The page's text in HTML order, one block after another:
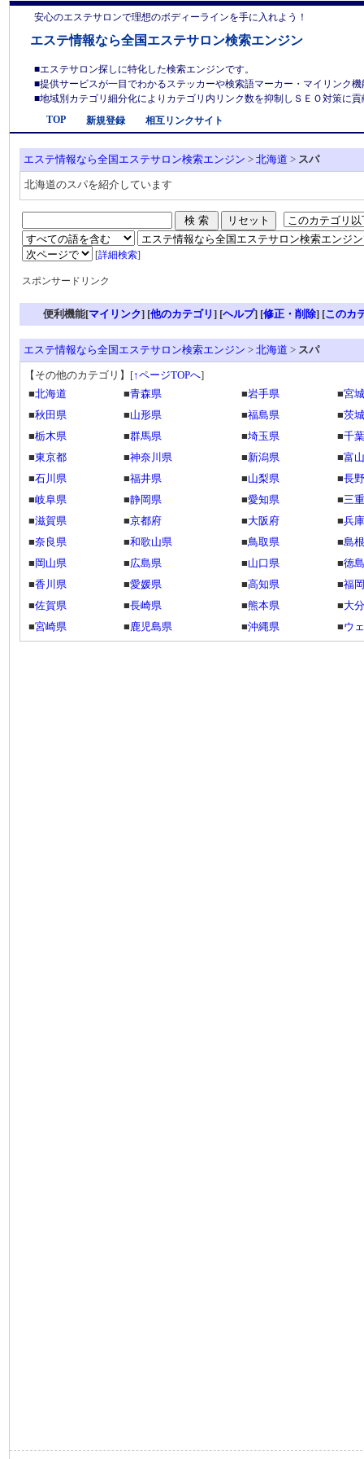
安心のエステサロンで理想のボディーラインを手に入れよう！
エステ情報なら全国エステサロン検索エンジン
■エステサロン探しに特化した検索エンジンです。
■提供サービスが一目でわかるステッカーや検索語マーカー・マイリンク
■地域別カテゴリ細分化によりカテゴリ内リンク数を抑制しＳＥＯ対策に
TOP
新規登録 相互リンクサイト
エステ情報なら全国エステサロン検索エンジン > 北海道 > スパ
北海道のスパを紹介しています
[詳細検索]
スポンサードリンク
便利機能[マイリンク] [他のカテゴリ] [ヘルプ] [修正・削除] [このカ
エステ情報なら全国エステサロン検索エンジン > 北海道 > スパ
【その他のカテゴリ】 [↑ページTOPへ]
■北海道 ■青森県 ■岩手県 ■宮
■秋田県 ■山形県 ■福島県 ■茨
■栃木県 ■群馬県 ■埼玉県 ■千
■東京都 ■神奈川県 ■新潟県 ■富
■石川県 ■福井県 ■山梨県 ■長
■岐阜県 ■静岡県 ■愛知県 ■三
■滋賀県 ■京都府 ■大阪府 ■兵
■奈良県 ■和歌山県 ■鳥取県 ■島
■ 岡山県 ■広島県 ■山口県 ■徳
■香川県 ■愛媛県 ■高知県 ■福
■佐賀県 ■長崎県 ■熊本県 ■大
■宮崎県 ■鹿児島県 ■沖縄県 ■ウ